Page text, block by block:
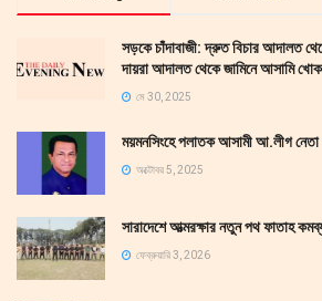
সড়কে চাঁদাবাজী: দ্রুত বিচার আদালত
দায়রা আদালত থেকে জামিনে আসামি
মে 30, 2025
ময়মনসিংহে পলাতক আসামী আ.লীগ
অক্টোবর 5, 2025
সারাদেশে আত্মরক্ষার নতুন পথ ফাতাহ
ফেব্রুয়ারি 3, 2026